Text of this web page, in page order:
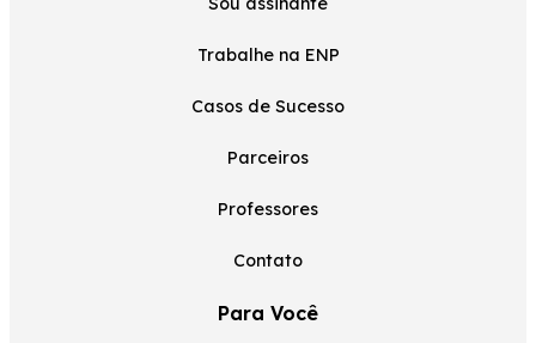
Trabalhe na ENP
Casos de Sucesso
Parceiros
Professores
Contato
Para Você